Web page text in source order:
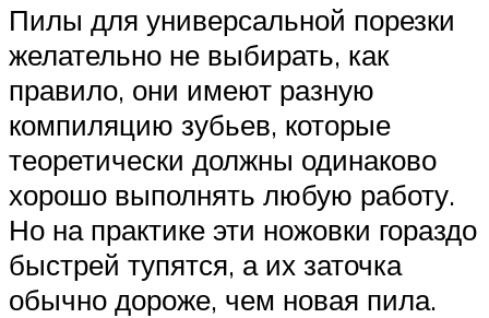
Пилы для универсальной порезки
желательно не выбирать, как
правило, они имеют разную
компиляцию зубьев, которые
теоретически должны одинаково
хорошо выполнять любую работу.
Но на практике эти ножовки гораздо
быстрей тупятся, а их заточка
обычно дороже, чем новая пила.